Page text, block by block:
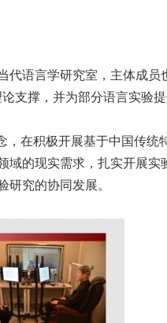
代语言学研究室，主体成员
支撑，并为部分语言实验
，在积极开展基于中国传统
的现实需求，扎实开展实
究的协同发展。